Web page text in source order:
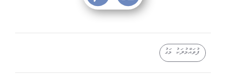
ފުވައްމުލަކު މަގު